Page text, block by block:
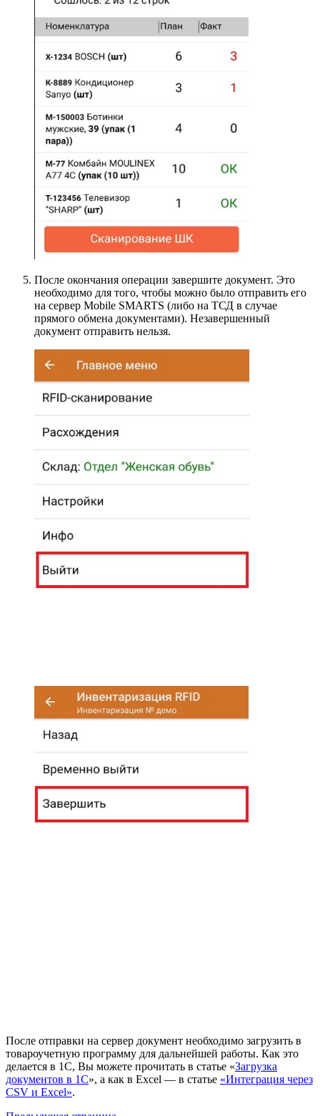
После окончания операции завершите документ. Это
необходимо для того, чтобы можно было отправить его
на сервер Mobile SMARTS (либо на ТСД в случае
прямого обмена документами). Незавершенный
документ отправить нельзя.
После отправки на сервер документ необходимо загрузить в
товароучетную программу для дальнейшей работы. Как это
делается в 1С, Вы можете прочитать в статье «Загрузка
документов в 1С», а как в Excel — в статье «Интеграция через
CSV и Excel».